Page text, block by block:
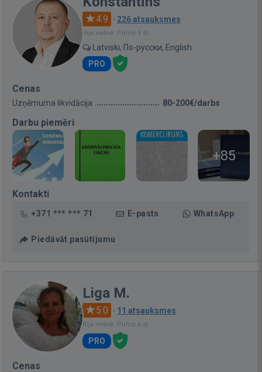
4.9 · 226 atsauksmes
Bija vietnē: Pirms 5 st.
Latviski, По-русски, English
PRO
Cenas
Uzņēmuma likvidācija 80-200€/darbs
Darbu piemēri
+85
Kontakti
+371 *** *** 71 E-pasts WhatsApp
Piedāvāt pasūtījumu
Liga M.
5.0 · 11 atsauksmes
Bija vietnē: Pirms 6 st.
PRO
Cenas